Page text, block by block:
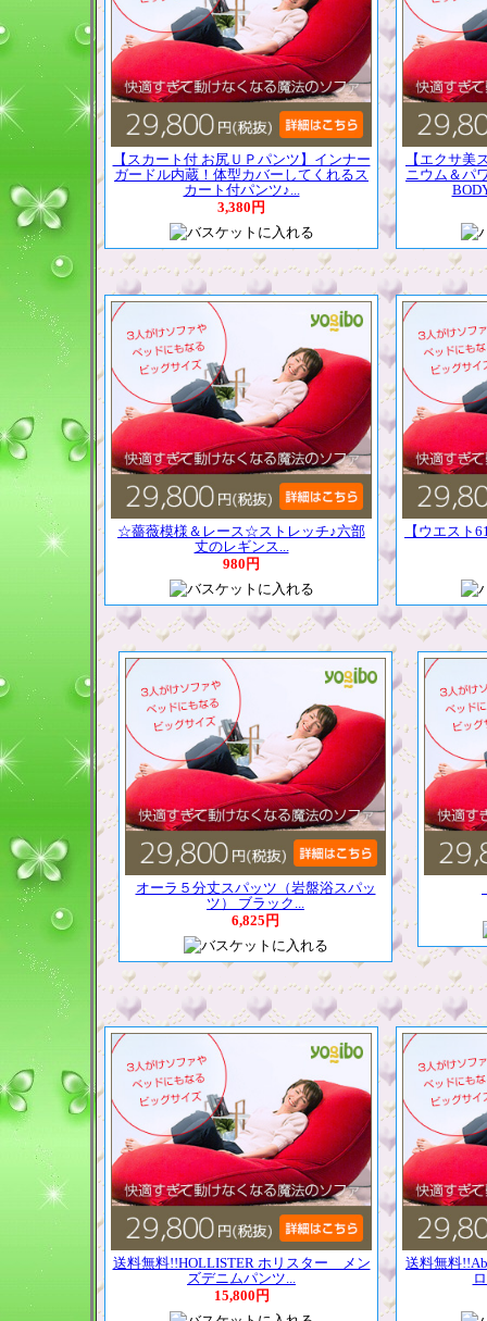
【スカート付 お尻ＵＰパンツ】インナー
ガードル内蔵！体型カバーしてくれるス
カート付パンツ♪...
3,380円
【エクサ
ニウム＆パ
☆薔薇模様＆レース☆ストレッチ♪六部
丈のレギンス...
980円
【ウエスト
オーラ５分丈スパッツ（岩盤浴スパッ
ツ） ブラック...
6,825円
送料無料!!HOLLISTER ホリスター メン
ズデニムパンツ...
15,800円
送料無料